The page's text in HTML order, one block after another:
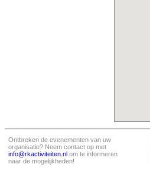
Ontbreken de evenementen van uw
organisatie? Neem contact op met
info@rkactiviteiten.nl om te informeren
naar de mogelijkheden!